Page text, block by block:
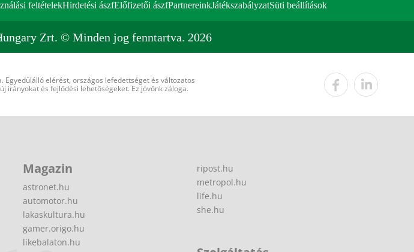
feltételekHirdetési ászfElőfizetői ászfPartnereinkJátékszabályzatSüti beállítások
Zrt. © Minden jog fenntartva. 2026
elérést, országos lefedettséget és változatos
irányokat és fejlődési lehetőségeket. Ez jövőnk záloga.
Magazin
astronet.hu
automotor.hu
lakaskultura.hu
gamer.origo.hu
likebalaton.hu
ripost.hu
metropol.hu
life.hu
she.hu